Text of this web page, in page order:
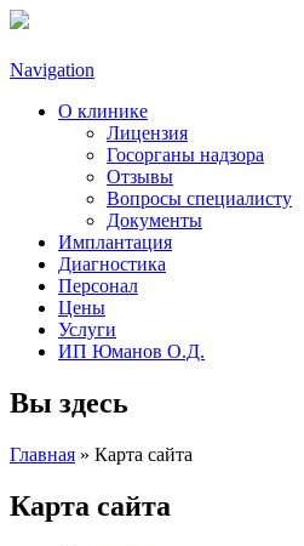
Navigation
О клинике
Лицензия
Госорганы надзора
Отзывы
Вопросы специалисту
Документы
Имплантация
Диагностика
Персонал
Цены
Услуги
ИП Юманов О.Д.
Вы здесь
Главная » Карта сайта
Карта сайта